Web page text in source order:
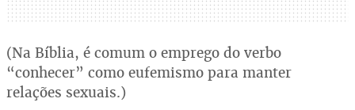
(Na Bíblia, é comum o emprego do verbo
“conhecer” como eufemismo para manter
relações sexuais.)